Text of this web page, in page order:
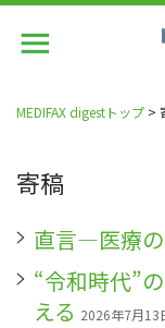
MEDIFAX digestトップ >
寄稿
直言―医療
“令和時代”
える 2026年7月13